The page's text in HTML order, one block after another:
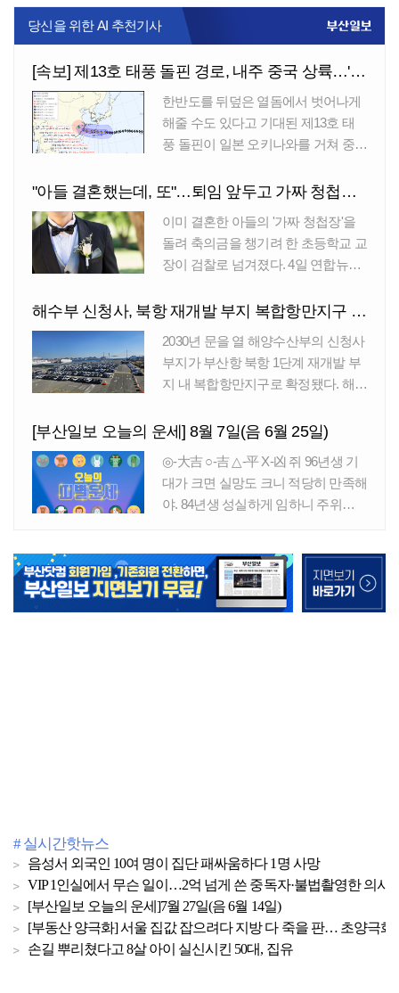
# 실시간핫뉴스
음성서 외국인 10여 명이 집단 패싸움하다 1명 사망
VIP 1인실에서 무슨 일이…2억 넘게 쓴 중독자·불법촬영한 의사
[부산일보 오늘의 운세]7월 27일(음 6월 14일)
[부동산 양극화] 서울 집값 잡으려다 지방 다 죽을 판… 초양극화
손길 뿌리쳤다고 8살 아이 실신시킨 50대, 집유